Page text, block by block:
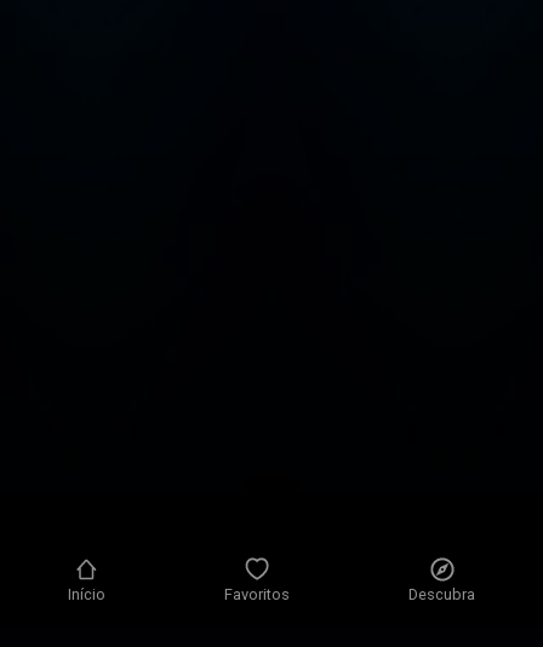
Início Favoritos Descubra